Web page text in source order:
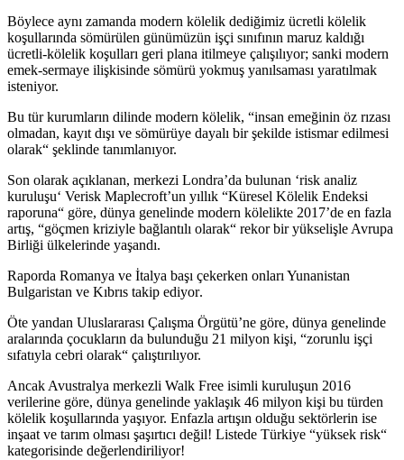
Böylece aynı zamanda modern kölelik dediğimiz ücretli kölelik
koşullarında sömürülen günümüzün işçi sınıfının maruz kaldığı
ücretli-kölelik koşulları geri plana itilmeye çalışılıyor; sanki modern
emek-sermaye ilişkisinde sömürü yokmuş yanılsaması yaratılmak
isteniyor.
Bu tür kurumların dilinde modern kölelik, “insan emeğinin öz rızası
olmadan, kayıt dışı ve sömürüye dayalı bir şekilde istismar edilmesi
olarak“ şeklinde tanımlanıyor.
Son olarak açıklanan, merkezi Londra’da bulunan ‘risk analiz
kuruluşu‘ Verisk Maplecroft’un yıllık “Küresel Kölelik Endeksi
raporuna“ göre, dünya genelinde modern kölelikte 2017’de en fazla
artış, “göçmen kriziyle bağlantılı olarak“ rekor bir yükselişle Avrupa
Birliği ülkelerinde yaşandı.
Raporda Romanya ve İtalya başı çekerken onları Yunanistan
Bulgaristan ve Kıbrıs takip ediyor.
Öte yandan Uluslararası Çalışma Örgütü’ne göre, dünya genelinde
aralarında çocukların da bulunduğu 21 milyon kişi, “zorunlu işçi
sıfatıyla cebri olarak“ çalıştırılıyor.
Ancak Avustralya merkezli Walk Free isimli kuruluşun 2016
verilerine göre, dünya genelinde yaklaşık 46 milyon kişi bu türden
kölelik koşullarında yaşıyor. Enfazla artışın olduğu sektörlerin ise
inşaat ve tarım olması şaşırtıcı değil! Listede Türkiye “yüksek risk“
kategorisinde değerlendiriliyor!